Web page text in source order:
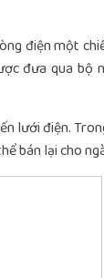
điện một
đưa qua bộ
lưới điện.
bán lại cho